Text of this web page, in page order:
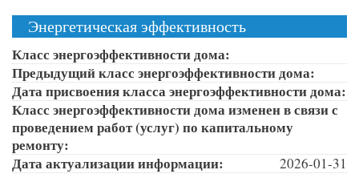
Энергетическая эффективность
Класс энергоэффективности дома:
Предыдущий класс энергоэффективности дома:
Дата присвоения класса энергоэффективности дома:
Класс энергоэффективности дома изменен в связи с
проведением работ (услуг) по капитальному
ремонту:
Дата актуализации информации:
2026-01-31